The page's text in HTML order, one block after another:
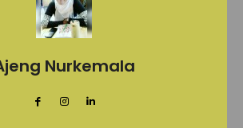
Nurkemala